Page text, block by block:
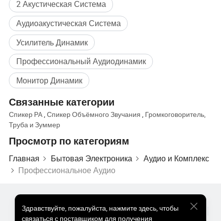
2 Акустическая Система
Аудиоакустическая Система
Усилитель Динамик
Профессиональный Аудиодинамик
Монитор Динамик
Связанные категории
Спикер PA,Спикер Объёмного Звучания , Громкоговоритель,
Труба и Зуммер
Просмотр по категориям
Главная Бытовая Электроника
Аудио и Комплекс
Профессиональное Аудио
Здравствуйте, пожалуйста, нажмите здесь, чтобы
связаться с поставщиком для получения
Оптом Горячие Товары
Звездный покупатель
ПК Сайт